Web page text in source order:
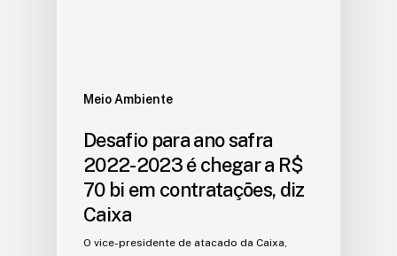
Meio Ambiente
Desafio para ano safra
2022-2023 é chegar a R$
70 bi em contratações, diz
Caixa
O vice-presidente de atacado da Caixa,